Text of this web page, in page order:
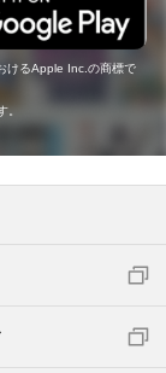
けるApple Inc.の商標で